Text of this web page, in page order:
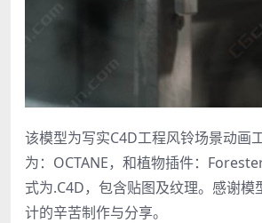
该模型为写实C4D工程风铃场景动画
为：OCTANE，和植物插件：
式为.C4D，包含贴图及纹理。感谢模
计的辛苦制作与分享。